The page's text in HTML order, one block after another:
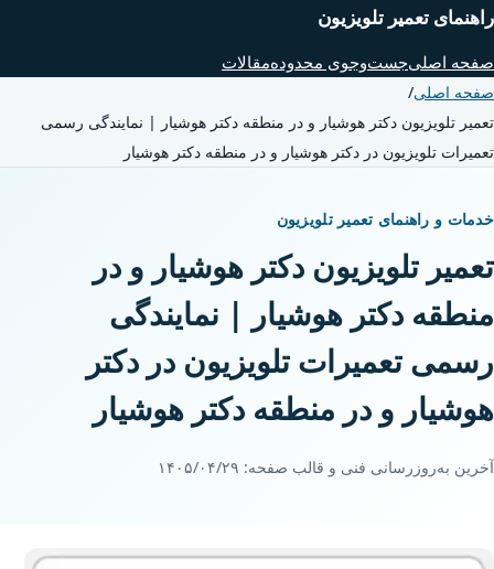
راهنمای تعمیر تلویزیون
صفحه اصلیجست‌وجوی محدودهمقالات
صفحه اصلی/
تعمیر تلویزیون دکتر هوشیار و در منطقه دکتر هوشیار | نمایندگی رسمی
تعمیرات تلویزیون در دکتر هوشیار و در منطقه دکتر هوشیار
خدمات و راهنمای تعمیر تلویزیون
تعمیر تلویزیون دکتر هوشیار و در
منطقه دکتر هوشیار | نمایندگی
رسمی تعمیرات تلویزیون در دکتر
هوشیار و در منطقه دکتر هوشیار
آخرین به‌روزرسانی فنی و قالب صفحه: ۱۴۰۵/۰۴/۲۹